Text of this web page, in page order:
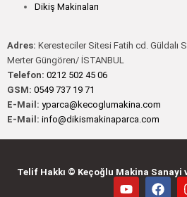
Dikiş Makinaları
Adres: Keresteciler Sitesi Fatih cd. Güldalı
Merter Güngören/ İSTANBUL
Telefon: 0212 502 45 06
GSM: 0549 737 19 71
E-Mail: yparca@kecoglumakina.com
E-Mail: info@dikismakinaparca.com
Telif Hakkı © Keçoğlu Makina